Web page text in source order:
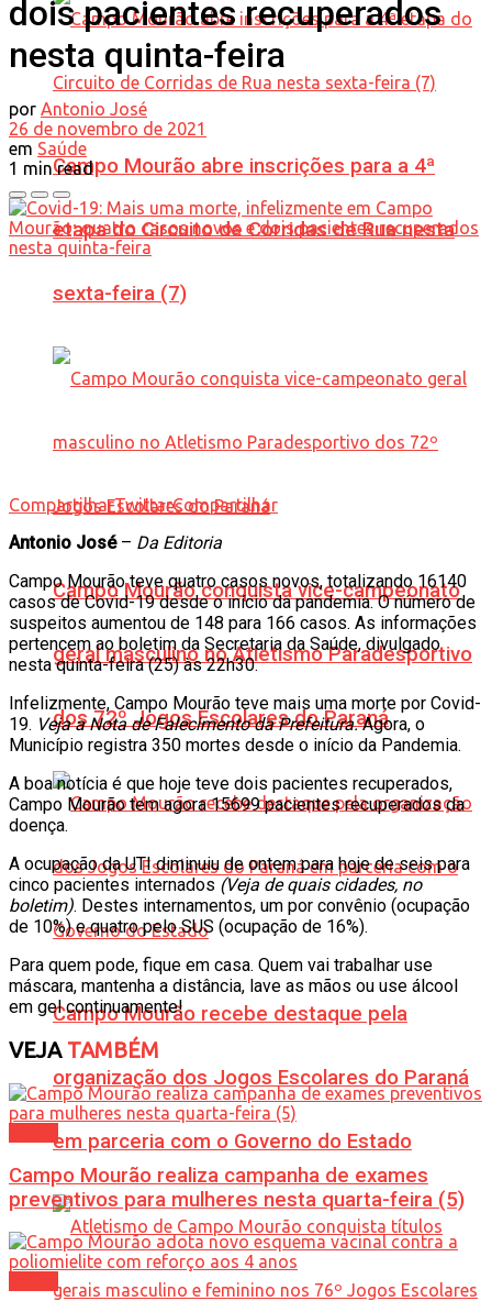
Campo Mourão abre inscrições para a 4ª
etapa do Circuito de Corridas de Rua nesta
sexta-feira (7)
Campo Mourão conquista vice-campeonato
geral masculino no Atletismo Paradesportivo
dos 72º Jogos Escolares do Paraná
Campo Mourão recebe destaque pela
organização dos Jogos Escolares do Paraná
em parceria com o Governo do Estado
dois pacientes recuperados
nesta quinta-feira
por Antonio José
26 de novembro de 2021
em Saúde
1 min read
CompartilharTwittarCompartilhar
Antonio José– Da Editoria
Campo Mourão teve quatro casos novos, totalizando 16140
casos de Covid-19 desde o início da pandemia. O número de
suspeitos aumentou de 148 para 166 casos. As informações
pertencem ao boletim da Secretaria da Saúde, divulgado
nesta quinta-feira (25) às 22h30.
Infelizmente, Campo Mourão teve mais uma morte por Covid-
19. Veja a Nota de Falecimento da Prefeitura.Agora, o
Município registra 350 mortes desde o início da Pandemia.
A boa notícia é que hoje teve dois pacientes recuperados,
Campo Mourão tem agora 15699 pacientes recuperados da
doença.
A ocupação da UTI diminuiu de ontem para hoje de seis para
cinco pacientes internados (Veja de quais cidades, no
boletim). Destes internamentos, um por convênio (ocupação
de 10%) e quatro pelo SUS (ocupação de 16%).
Para quem pode, fique em casa. Quem vai trabalhar use
máscara, mantenha a distância, lave as mãos ou use álcool
em gel continuamente!
VEJATAMBÉM
Campo Mourão realiza campanha de exames
preventivos para mulheres nesta quarta-feira (5)